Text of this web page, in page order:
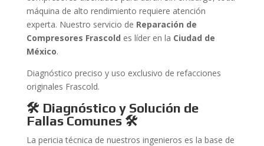
máquina de alto rendimiento requiere atención
experta. Nuestro servicio de Reparación de
Compresores Frascold es líder en la Ciudad de
México.
Diagnóstico preciso y uso exclusivo de refacciones
originales Frascold.
🛠️ Diagnóstico y Solución de
Fallas Comunes🛠️
La pericia técnica de nuestros ingenieros es la base de